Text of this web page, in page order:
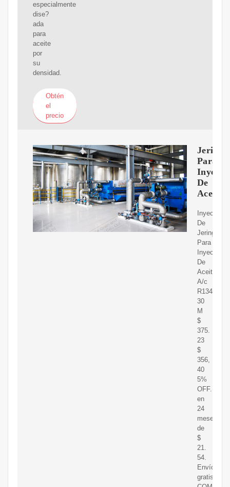
especialmente
dise?
ada
para
aceite
por
su
densidad.
Obtén
el
precio
Jeringa
Para
De
Aceite
Inyector
De
Jeringa
Para
Inyección
De
Aceite
A/c
R134a,
30
M
$
375.
23
$
356,
40
5%
OFF.
en
24
meses
de
$
21.
54.
Envío
gratis.